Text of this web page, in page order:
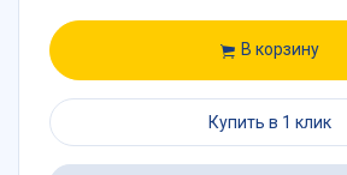
В корзину
Купить в 1 клик